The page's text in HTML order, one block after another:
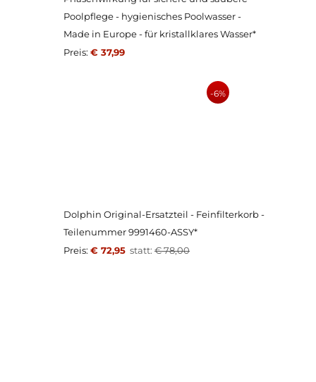
Poolpflege - hygienisches Poolwasser -
Made in Europe - für kristallklares Wasser*
Preis: € 37,99
-6%
Dolphin Original-Ersatzteil - Feinfilterkorb -
Teilenummer 9991460-ASSY*
Preis: € 72,95 statt: € 78,00